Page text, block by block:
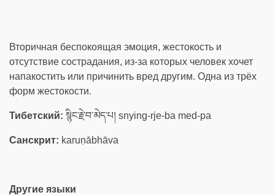
Вторичная беспокоящая эмоция, жестокость и
отсутствие сострадания, из-за которых человек хочет
напакостить или причинить вред другим. Одна из трёх
форм жестокости.
Тибетский: སྙིང་རྗེ་བ་མེད་པ། snying-rje-ba med-pa
Санскрит: karuṇābhāva
Другие языки